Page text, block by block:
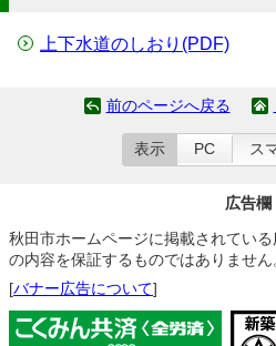
上下水道のしおり(PDF)
前のページへ戻る
表示 PC ス
広告欄
秋田市ホームページに掲載されてい
の内容を保証するものではありません
[バナー広告について]